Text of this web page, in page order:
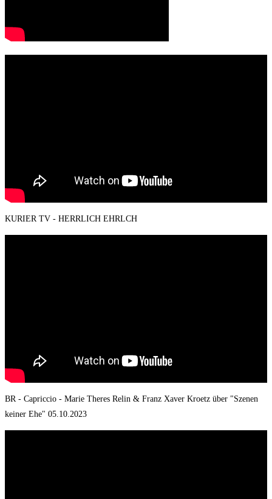
KURIER TV - HERRLICH EHRLCH
BR - Capriccio - Marie Theres Relin & Franz Xaver Kroetz über "Szenen
keiner Ehe" 05.10.2023